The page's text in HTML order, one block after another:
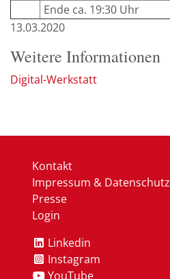
Ende ca. 19:30 Uhr
13.03.2020
Weitere Informationen
Digital-Werkstatt
Kontakt
Impressum & Datenschutz
Presse
Login
Linkedin
Instagram
YouTube